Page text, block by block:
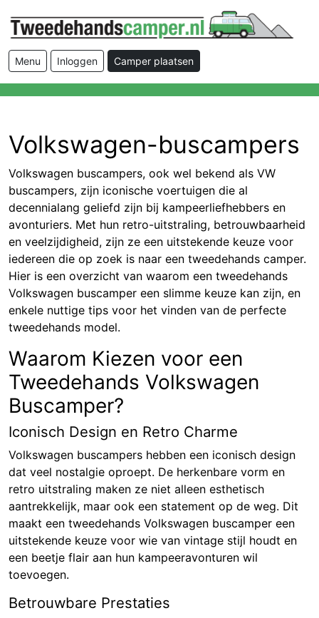
Menu Inloggen Camper plaatsen
Volkswagen-buscampers
Volkswagen buscampers, ook wel bekend als VW
buscampers, zijn iconische voertuigen die al
decennialang geliefd zijn bij kampeerliefhebbers en
avonturiers. Met hun retro-uitstraling, betrouwbaarheid
en veelzijdigheid, zijn ze een uitstekende keuze voor
iedereen die op zoek is naar een tweedehands camper.
Hier is een overzicht van waarom een tweedehands
Volkswagen buscamper een slimme keuze kan zijn, en
enkele nuttige tips voor het vinden van de perfecte
tweedehands model.
Waarom Kiezen voor een
Tweedehands Volkswagen
Buscamper?
Iconisch Design en Retro Charme
Volkswagen buscampers hebben een iconisch design
dat veel nostalgie oproept. De herkenbare vorm en
retro uitstraling maken ze niet alleen esthetisch
aantrekkelijk, maar ook een statement op de weg. Dit
maakt een tweedehands Volkswagen buscamper een
uitstekende keuze voor wie van vintage stijl houdt en
een beetje flair aan hun kampeeravonturen wil
toevoegen.
Betrouwbare Prestaties